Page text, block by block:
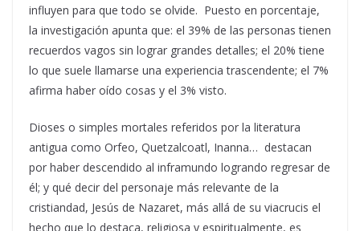
influyen para que todo se olvide. Puesto en porcentaje,
la investigación apunta que: el 39% de las personas tienen
recuerdos vagos sin lograr grandes detalles; el 20% tiene
lo que suele llamarse una experiencia trascendente; el 7%
afirma haber oído cosas y el 3% visto.
Dioses o simples mortales referidos por la literatura
antigua como Orfeo, Quetzalcoatl, Inanna… destacan
por haber descendido al inframundo logrando regresar de
él; y qué decir del personaje más relevante de la
cristiandad, Jesús de Nazaret, más allá de su viacrucis el
hecho que lo destaca, religiosa y espiritualmente, es